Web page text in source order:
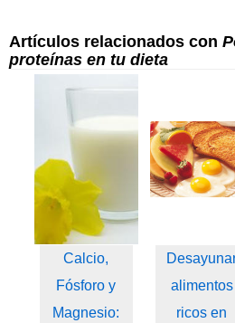
Artículos relacionados con
proteínas en tu dieta
Calcio,
Fósforo y
Magnesio:
alimentos
ricos en